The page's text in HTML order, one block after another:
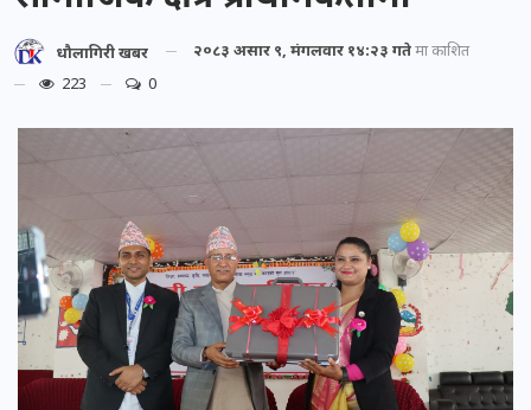
धौलागिरी खबर २०८३ असार ९, मंगलवार १४:२३ गतेमा प्रकाशित
223
0